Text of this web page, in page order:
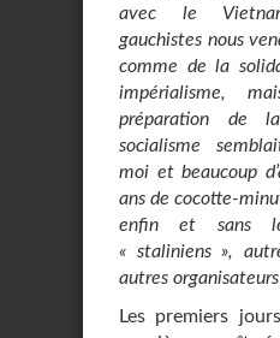
avec le
gauchistes nous
comme de la
impérialisme,
préparation de
socialisme
moi et beaucoup
ans de cocotte-
enfin et sans
« staliniens »,
autres
Les premiers